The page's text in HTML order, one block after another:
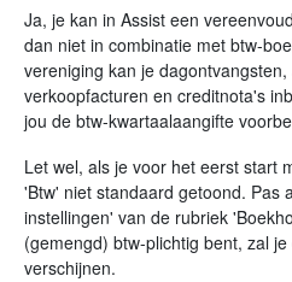
Ja, je kan in Assist een
dan niet in combinatie met btw-
vereniging kan je
verkoopfacturen en creditnota's
jou de btw-kwartaalaangifte
Let wel, als je voor het eerst start
'Btw' niet standaard getoond. Pas
instellingen' van de rubriek
(gemengd) btw-plichtig bent, zal
verschijnen.